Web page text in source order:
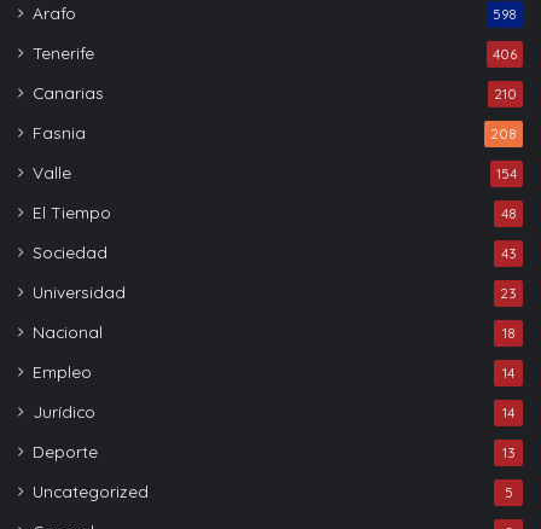
Arafo 598
Tenerife 406
Canarias 210
Fasnia 208
Valle 154
El Tiempo 48
Sociedad 43
Universidad 23
Nacional 18
Empleo 14
Jurídico 14
Deporte 13
Uncategorized 5